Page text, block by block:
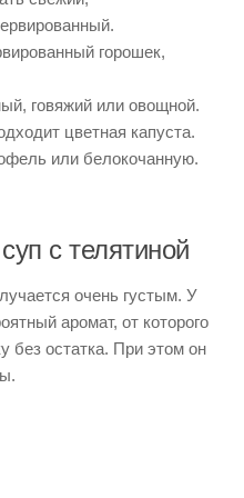
горошек,
говяжий или овощной.
цветная капуста.
или белокочанную.
с телятиной
очень густым. У
аромат, от которого
без остатка. При этом он